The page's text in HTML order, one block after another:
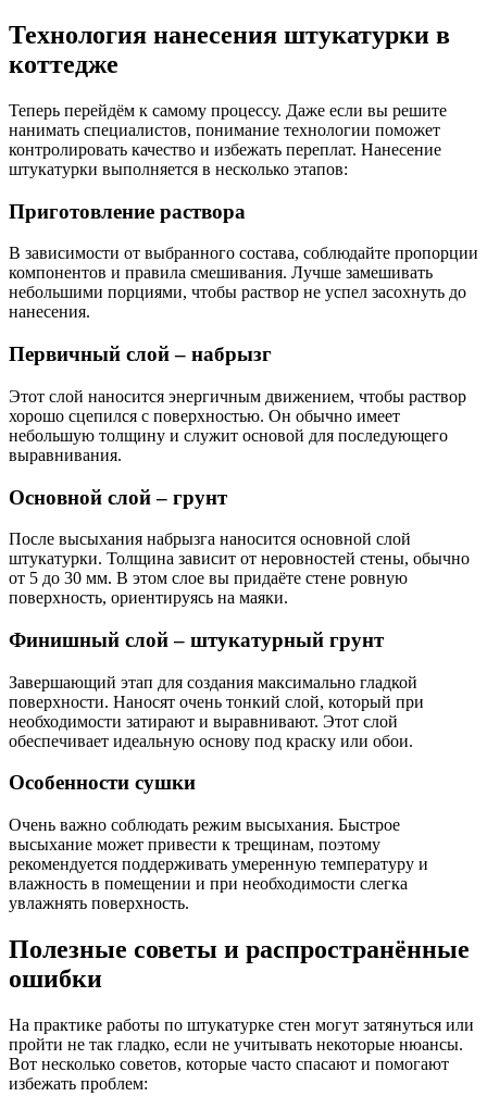
Технология нанесения штукатурки в
коттедже
Теперь перейдём к самому процессу. Даже если вы решите
нанимать специалистов, понимание технологии поможет
контролировать качество и избежать переплат. Нанесение
штукатурки выполняется в несколько этапов:
Приготовление раствора
В зависимости от выбранного состава, соблюдайте пропорции
компонентов и правила смешивания. Лучше замешивать
небольшими порциями, чтобы раствор не успел засохнуть до
нанесения.
Первичный слой – набрызг
Этот слой наносится энергичным движением, чтобы раствор
хорошо сцепился с поверхностью. Он обычно имеет
небольшую толщину и служит основой для последующего
выравнивания.
Основной слой – грунт
После высыхания набрызга наносится основной слой
штукатурки. Толщина зависит от неровностей стены, обычно
от 5 до 30 мм. В этом слое вы придаёте стене ровную
поверхность, ориентируясь на маяки.
Финишный слой – штукатурный грунт
Завершающий этап для создания максимально гладкой
поверхности. Наносят очень тонкий слой, который при
необходимости затирают и выравнивают. Этот слой
обеспечивает идеальную основу под краску или обои.
Особенности сушки
Очень важно соблюдать режим высыхания. Быстрое
высыхание может привести к трещинам, поэтому
рекомендуется поддерживать умеренную температуру и
влажность в помещении и при необходимости слегка
увлажнять поверхность.
Полезные советы и распространённые
ошибки
На практике работы по штукатурке стен могут затянуться или
пройти не так гладко, если не учитывать некоторые нюансы.
Вот несколько советов, которые часто спасают и помогают
избежать проблем: